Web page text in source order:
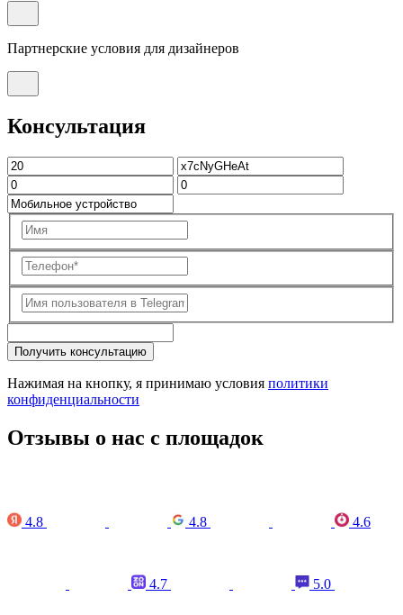
Партнерские условия для дизайнеров
Консультация
Получить консультацию
Нажимая на кнопку, я принимаю условия политики
конфиденциальности
Отзывы о нас с площадок
4.8 4.8 4.6
4.7 5.0